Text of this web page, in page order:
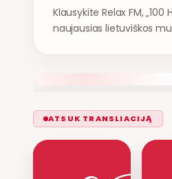
Klausykite Relax FM,
naujausias lietuviškos
ATSUK TRANSLIACIJĄ